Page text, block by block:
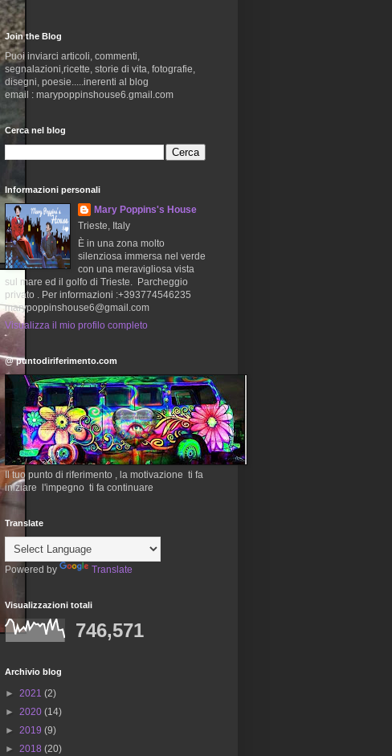
Join the Blog
Puoi inviarci articoli, commenti,
segnalazioni,ricette, storie di vita, fotografie,
disegni, poesie.....inerenti al blog
email : marypoppinshouse6.gmail.com
Cerca nel blog
Informazioni personali
Mary Poppins's House
Trieste, Italy
È in una zona molto
silenziosa immersa nel verde
con una meravigliosa vista
sul mare ed il golfo di Trieste. Parcheggio
privato . Per informazioni :+393774546235
marypoppinshouse6@gmail.com
Visualizza il mio profilo completo
@ puntodiriferimento.com
Il tuo punto di riferimento , la motivazione ti fa
iniziare l'impegno ti fa continuare
Translate
Powered by Translate
Visualizzazioni totali
746,571
Archivio blog
► 2021 (2)
► 2020 (14)
► 2019 (9)
► 2018 (20)